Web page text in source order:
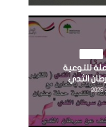
للتوعية
الثدي